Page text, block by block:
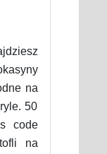
na
50
code
na